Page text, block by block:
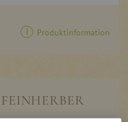
Produktinformation